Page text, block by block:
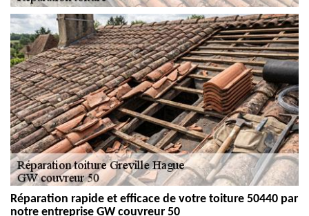
Réparation rapide et efficace de votre toiture 50440 par
notre entreprise GW couvreur 50